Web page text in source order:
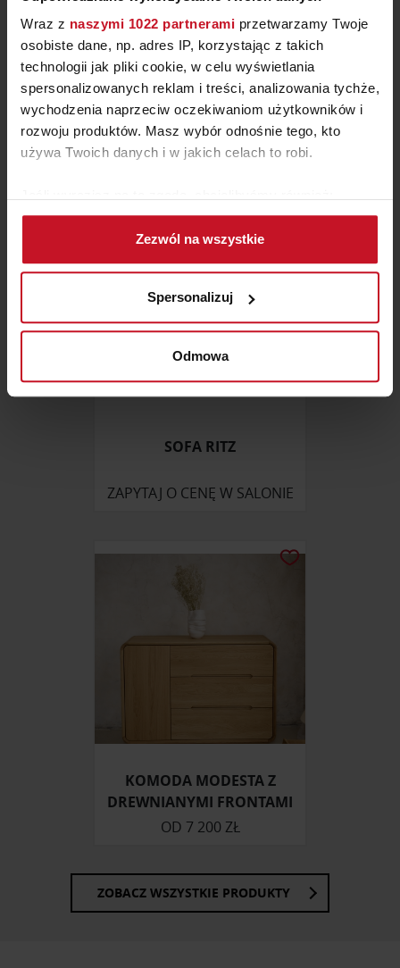
Wraz z naszymi 1022 partnerami przetwarzamy Twoje
osobiste dane, np. adres IP, korzystając z takich
technologii jak pliki cookie, w celu wyświetlania
spersonalizowanych reklam i treści, analizowania tychże,
wychodzenia naprzeciw oczekiwaniom użytkowników i
rozwoju produktów. Masz wybór odnośnie tego, kto
używa Twoich danych i w jakich celach to robi.
Gromadzić dane dotyczące Twojej lokalizacji
geograficznej z dokładnością nawet do kilku metrów
Identyfikować Twoje urządzenie, aktywnie
(fingerprinting, czyli wirtualny odcisk palca)
Dowiedz się więcej odnośnie tego, jak Twoje osobiste
dane są przetwarzane oraz ustaw własne preferencje w
zmienić lub wycofać swoją zgodę w dowolnej chwili.
Wykorzystujemy pliki cookie do spersonalizowania treści
korzystasz z naszej witryny, udostępniamy partnerom
otrzymanymi od Ciebie lub uzyskanymi podczas
Zezwól na wszystkie
Spersonalizuj
Odmowa
SOFA CALM
ZAPYTAJ O CENĘ W SALONIE
SOFA RITZ
ZAPYTAJ O CENĘ W SALONIE
KOMODA MODESTA Z
DREWNIANYMI FRONTAMI
OD 7 200 ZŁ
ZOBACZ WSZYSTKIE PRODUKTY